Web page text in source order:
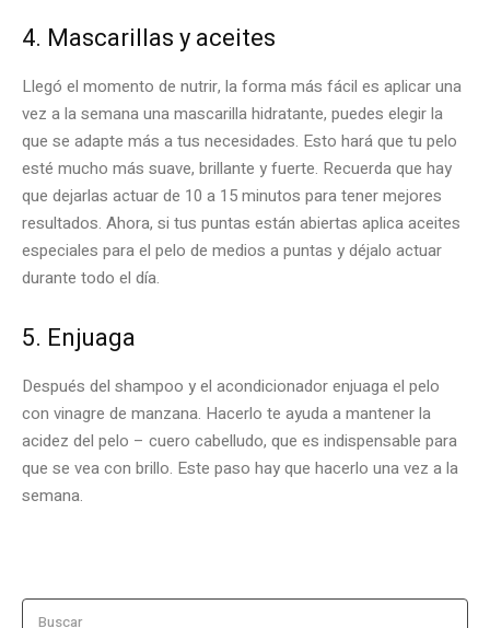
4. Mascarillas y aceites
Llegó el momento de nutrir, la forma más fácil es aplicar una
vez a la semana una mascarilla hidratante, puedes elegir la
que se adapte más a tus necesidades. Esto hará que tu pelo
esté mucho más suave, brillante y fuerte. Recuerda que hay
que dejarlas actuar de 10 a 15 minutos para tener mejores
resultados. Ahora, si tus puntas están abiertas aplica aceites
especiales para el pelo de medios a puntas y déjalo actuar
durante todo el día.
5. Enjuaga
Después del shampoo y el acondicionador enjuaga el pelo
con vinagre de manzana. Hacerlo te ayuda a mantener la
acidez del pelo – cuero cabelludo, que es indispensable para
que se vea con brillo. Este paso hay que hacerlo una vez a la
semana.
Buscar